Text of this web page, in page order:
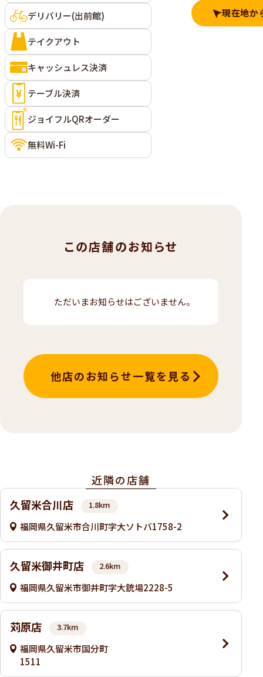
デリバリー(出前館)
テイクアウト
キャッシュレス決済
テーブル決済
ジョイフルQRオーダー
無料Wi-Fi
現在地か
この店舗のお知らせ
ただいまお知らせはございません。
他店のお知らせ一覧を見る
近隣の店舗
久留米合川店
1.8km
福岡県久留米市合川町字大ソトバ1758-2
久留米御井町店 2.6km
福岡県久留米市御井町字大銃場2228-5
苅原店 3.7km
福岡県久留米市国分町
1511